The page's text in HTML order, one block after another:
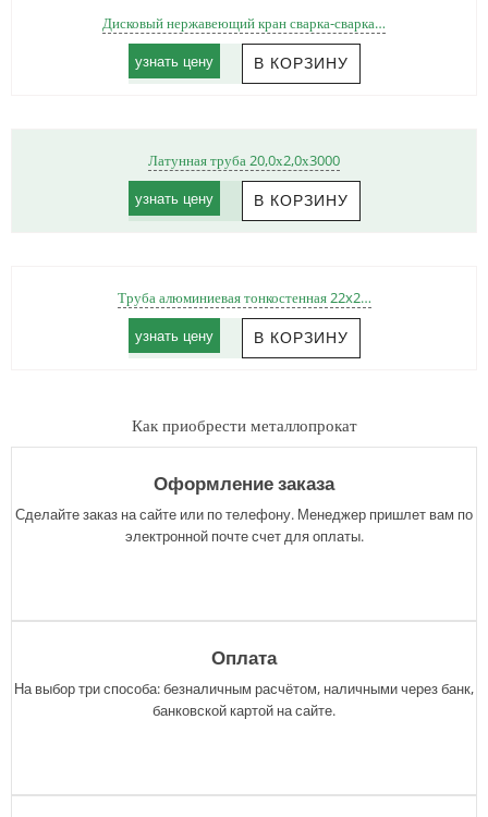
Дисковый нержавеющий кран сварка-сварка…
узнать цену
Латунная труба 20,0х2,0х3000
узнать цену
Труба алюминиевая тонкостенная 22x2…
узнать цену
Как приобрести металлопрокат
Оформление заказа
Сделайте заказ на сайте или по телефону. Менеджер пришлет вам по
электронной почте счет для оплаты.
Оплата
На выбор три способа: безналичным расчётом, наличными через банк,
банковской картой на сайте.